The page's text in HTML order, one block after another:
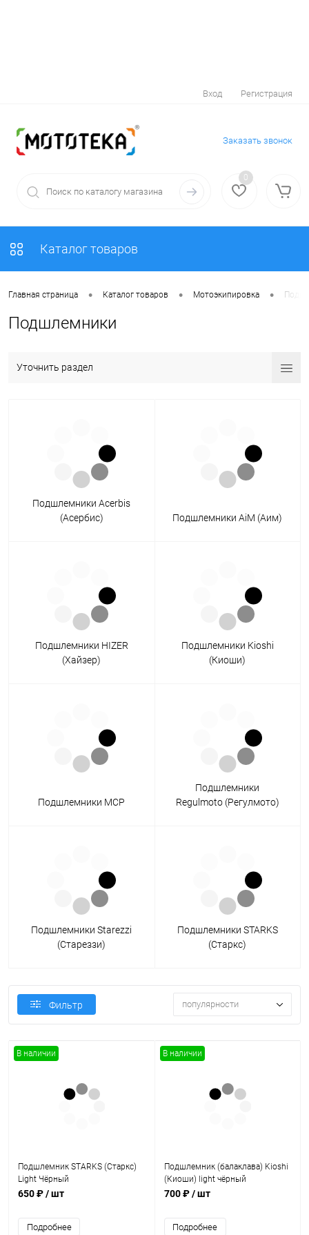
Вход Регистрация
Заказать звонок
0
Каталог товаров
Главная страница • Каталог товаров • Мотоэкипировка •
Подшлемники
Уточнить раздел
Подшлемники Acerbis
(Асербис)
Подшлемники AiM (Аим)
Подшлемники HIZER
(Хайзер)
Подшлемники Kioshi
(Киоши)
Подшлемники MCP
Подшлемники
Regulmoto (Регулмото)
Подшлемники Starezzi
(Стареззи)
Подшлемники STARKS
(Старкс)
Фильтр популярности
В наличии
Подшлемник STARKS (Старкс)
Light Чёрный
650 ₽/ шт
Подробнее
В наличии
Подшлемник (балаклава) Kioshi
(Киоши) light чёрный
700 ₽/ шт
Подробнее